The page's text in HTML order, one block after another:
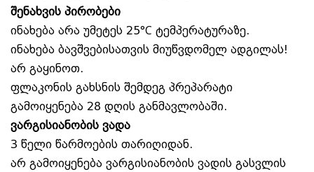
შენახვის პირობები
ინახება არა უმეტეს 25°С ტემპერატურაზე.
ინახება ბავშვებისათვის მიუწვდომელ ადგილას!
არ გაყინოთ.
ფლაკონის გახსნის შემდეგ პრეპარატი
გამოიყენება 28 დღის განმავლობაში.
ვარგისიანობის ვადა
3 წელი წარმოების თარიღიდან.
არ გამოიყენება ვარგისიანობის ვადის გასვლის